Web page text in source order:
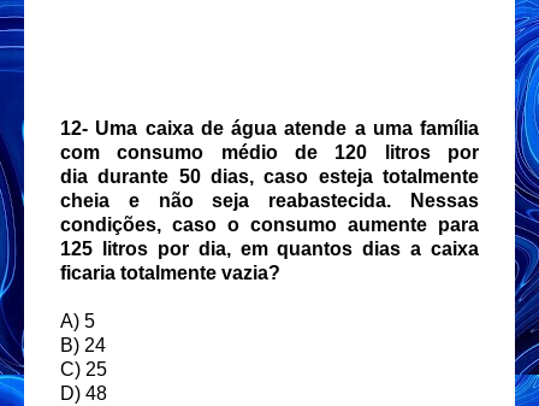
12- Uma caixa de água atende a uma família
com consumo médio de 120 litros por
diadurante 50 dias, caso esteja totalmente
cheia e não seja reabastecida. Nessas
condições, caso o consumo aumente para
125 litros por dia, em quantos dias a caixa
ficaria totalmente vazia?
A) 5
B) 24
C) 25
D) 48